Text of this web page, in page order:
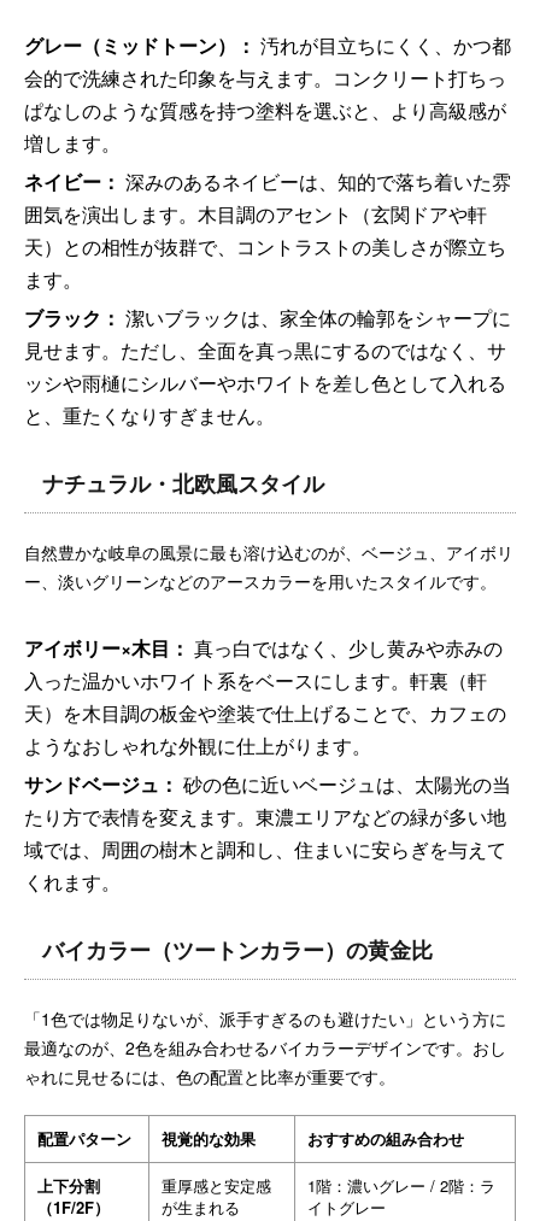
グレー（ミッドトーン）： 汚れが目立ちにくく、かつ都
会的で洗練された印象を与えます。コンクリート打ちっ
ぱなしのような質感を持つ塗料を選ぶと、より高級感が
増します。
ネイビー： 深みのあるネイビーは、知的で落ち着いた雰
囲気を演出します。木目調のアセント（玄関ドアや軒
天）との相性が抜群で、コントラストの美しさが際立ち
ます。
ブラック： 潔いブラックは、家全体の輪郭をシャープに
見せます。ただし、全面を真っ黒にするのではなく、サ
ッシや雨樋にシルバーやホワイトを差し色として入れる
と、重たくなりすぎません。
ナチュラル・北欧風スタイル
自然豊かな岐阜の風景に最も溶け込むのが、ベージュ、アイボリ
ー、淡いグリーンなどのアースカラーを用いたスタイルです。
アイボリー×木目： 真っ白ではなく、少し黄みや赤みの
入った温かいホワイト系をベースにします。軒裏（軒
天）を木目調の板金や塗装で仕上げることで、カフェの
ようなおしゃれな外観に仕上がります。
サンドベージュ： 砂の色に近いベージュは、太陽光の当
たり方で表情を変えます。東濃エリアなどの緑が多い地
域では、周囲の樹木と調和し、住まいに安らぎを与えて
くれます。
バイカラー（ツートンカラー）の黄金比
「1色では物足りないが、派手すぎるのも避けたい」という方に
最適なのが、2色を組み合わせるバイカラーデザインです。おし
ゃれに見せるには、色の配置と比率が重要です。
配置パターン 視覚的な効果 おすすめの組み合わせ
上下分割
（1F/2F）
重厚感と安定感
が生まれる
1階：濃いグレー / 2階：ラ
イトグレー